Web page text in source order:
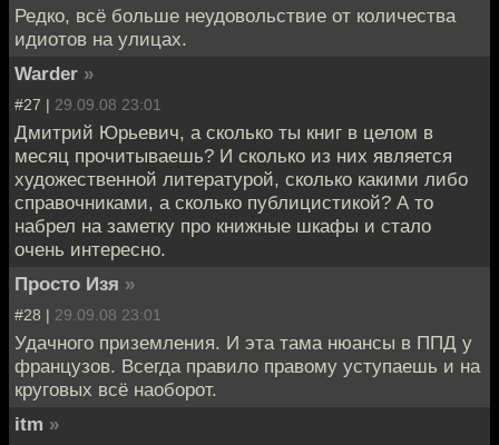
Редко, всё больше неудовольствие от количества
идиотов на улицах.
Warder »
#27 | 29.09.08 23:01
Дмитрий Юрьевич, а сколько ты книг в целом в
месяц прочитываешь? И сколько из них является
художественной литературой, сколько какими либо
справочниками, а сколько публицистикой? А то
набрел на заметку про книжные шкафы и стало
очень интересно.
Просто Изя »
#28 | 29.09.08 23:01
Удачного приземления. И эта тама нюансы в ППД у
французов. Всегда правило правому уступаешь и на
круговых всё наоборот.
itm »